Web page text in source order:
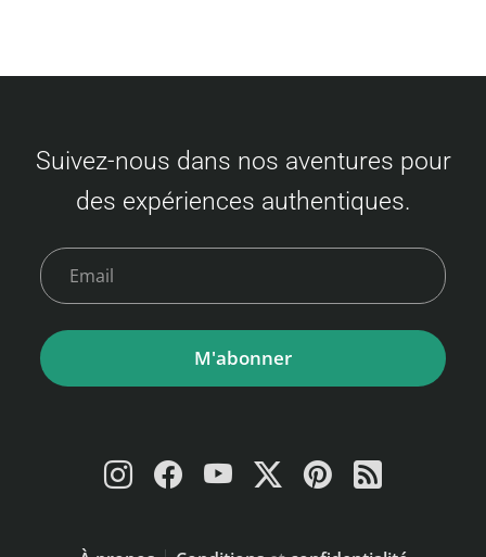
Suivez-nous dans nos aventures pour
des expériences authentiques.
M'abonner